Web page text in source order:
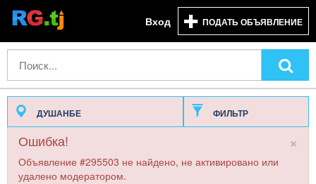
Вход ПОДАТЬ ОБЪЯВЛЕНИЕ
ДУШАНБЕ ФИЛЬТР
×
Ошибка!
Объявление #295503 не найдено, не активировано или
удалено модератором.